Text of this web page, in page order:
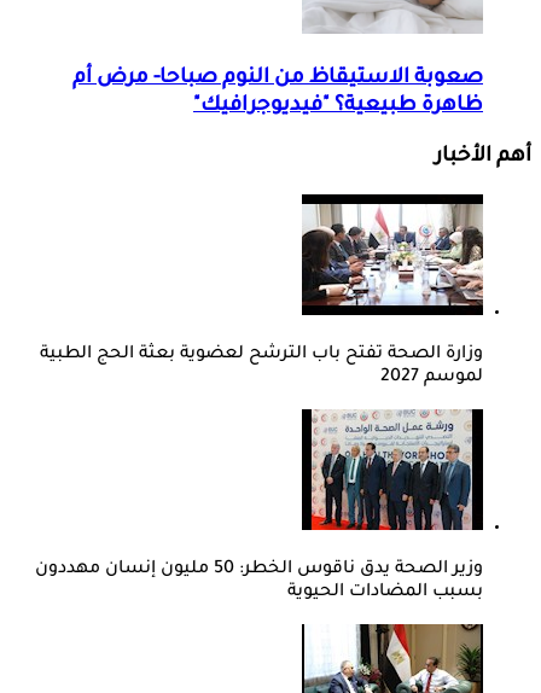
صعوبة الاستيقاظ من النوم صباحا- مرض أم
ظاهرة طبيعية؟ "فيديوجرافيك"
أهم الأخبار
وزارة الصحة تفتح باب الترشح لعضوية بعثة الحج الطبية
لموسم 2027
وزير الصحة يدق ناقوس الخطر: 50 مليون إنسان مهددون
بسبب المضادات الحيوية